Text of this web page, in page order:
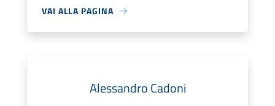
VAI ALLA PAGINA
Alessandro Cadoni